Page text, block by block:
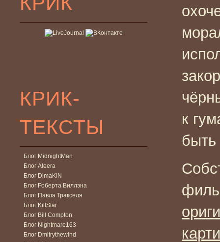
КРИК-
ТЕКСТЫ
Блог MidnightMan
Блог Aleera
Блог DimaKIN
Блог Роберта Виллэна
Блог Павла Тракселя
Блог KillStar
Блог Bill Compton
Блог Nightmare163
Блог Dmitrythewind
к
быть